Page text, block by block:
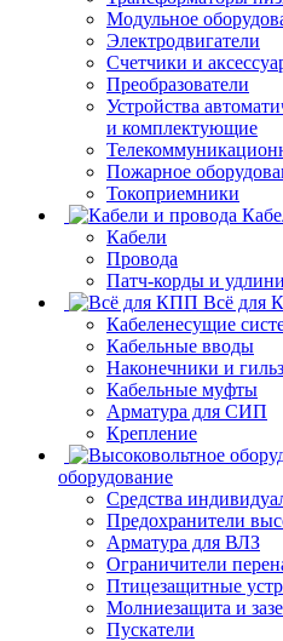
Модульное
Электродвигатели
Счетчики и
Преобразователи
Устройства
и комплектующие
Пожарное
Токоприемники
Кабели
Провода
Патч-корды и
Всё для
Кабеленесущие
Кабельные вводы
Наконечники и
Кабельные муфты
Арматура для СИП
Крепление
оборудование
Средства
Предохранители
Арматура для ВЛЗ
Ограничители
Птицезащитные
Молниезащита и
Пускатели